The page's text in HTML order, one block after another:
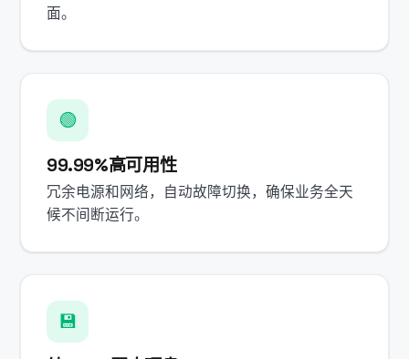
面。
🟢
99.99%高可用性
冗余电源和网络，自动故障切换，确保业务全天
候不间断运行。
💾